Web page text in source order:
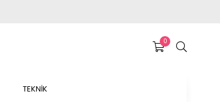
0
TEKNİK